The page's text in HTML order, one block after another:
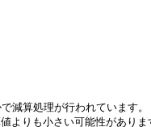
減算処理が行われています。
よりも小さい可能性がありま